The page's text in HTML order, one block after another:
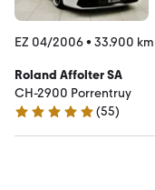
EZ 04/2006• 33.900 km
Roland Affolter SA
CH-2900 Porrentruy
5 Sterne
(55)